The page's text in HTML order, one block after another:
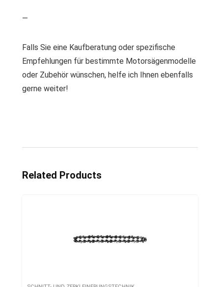
—
Falls Sie eine Kaufberatung oder spezifische
Empfehlungen für bestimmte Motorsägenmodelle
oder Zubehör wünschen, helfe ich Ihnen ebenfalls
gerne weiter!
Related Products